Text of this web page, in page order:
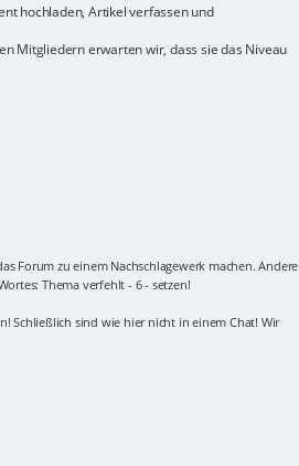
hochladen, Artikel verfassen und
Mitgliedern erwarten wir, dass sie das Niveau
Forum zu einem Nachschlagewerk machen. Andere
Thema verfehlt - 6 - setzen!
Schließlich sind wie hier nicht in einem Chat! Wir